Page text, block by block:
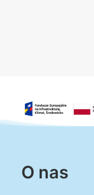
O nas